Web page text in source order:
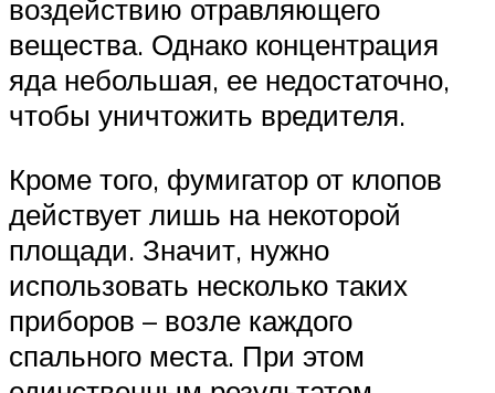
воздействию отравляющего
вещества. Однако концентрация
яда небольшая, ее недостаточно,
чтобы уничтожить вредителя.
Кроме того, фумигатор от клопов
действует лишь на некоторой
площади. Значит, нужно
использовать несколько таких
приборов – возле каждого
спального места. При этом